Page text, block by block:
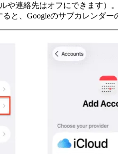
や連絡先はオフにできます）。
ると、Googleのサブカレンダ